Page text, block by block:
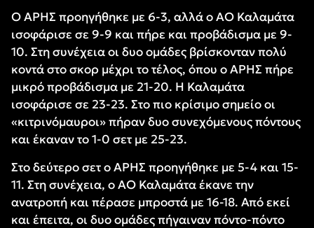
Ο ΑΡΗΣ προηγήθηκε με 6-3, αλλά ο ΑΟ Καλαμάτα
ισοφάρισε σε 9-9 και πήρε και προβάδισμα με 9-
10. Στη συνέχεια οι δυο ομάδες βρίσκονταν πολύ
κοντά στο σκορ μέχρι το τέλος, όπου ο ΑΡΗΣ πήρε
μικρό προβάδισμα με 21-20. Η Καλαμάτα
ισοφάρισε σε 23-23. Στο πιο κρίσιμο σημείο οι
«κιτρινόμαυροι» πήραν δυο συνεχόμενους πόντους
και έκαναν το 1-0 σετ με 25-23.
Στο δεύτερο σετ ο ΑΡΗΣ προηγήθηκε με 5-4 και 15-
11. Στη συνέχεια, ο ΑΟ Καλαμάτα έκανε την
ανατροπή και πέρασε μπροστά με 16-18. Από εκεί
και έπειτα, οι δυο ομάδες πήγαιναν πόντο-πόντο